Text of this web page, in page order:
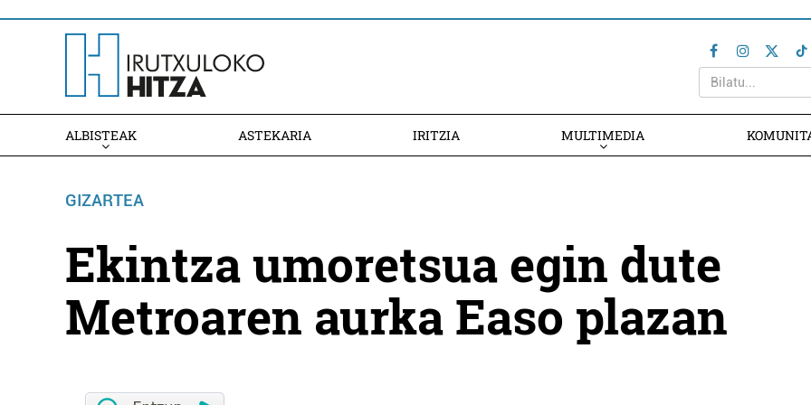
ALBISTEAK ASTEKARIA IRITZIA MULTIMEDIA
GIZARTEA
Ekintza umoretsua egin dute
Metroaren aurka Easo plazan